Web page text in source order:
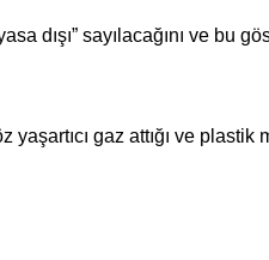
dışı” sayılacağını ve bu
gaz attığı ve plastik